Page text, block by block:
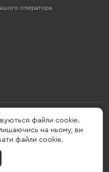
оператора
розвивається у сфері смарт
заснований в 2013 році. Gelius
це стиль життя, який об'єднує в
і практичність.
файли cookie.
на ньому, ви
файли cookie.